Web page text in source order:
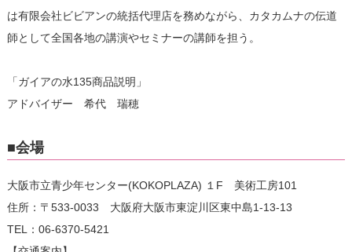
は有限会社ビビアンの統括代理店を務めながら、カタカムナの伝道
師として全国各地の講演やセミナーの講師を担う。
「ガイアの水135商品説明」
アドバイザー 希代 瑞穂
■会場
大阪市立青少年センター(KOKOPLAZA) １F 美術工房101
住所：〒533-0033 大阪府大阪市東淀川区東中島1-13-13
TEL：06-6370-5421